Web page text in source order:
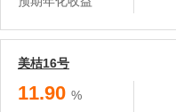
美桔16号
11.90 %